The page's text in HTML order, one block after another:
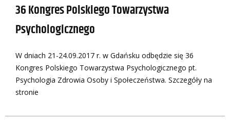
36 Kongres Polskiego Towarzystwa
Psychologicznego
W dniach 21-24.09.2017 r. w Gdańsku odbędzie się 36
Kongres Polskiego Towarzystwa Psychologicznego pt.
Psychologia Zdrowia Osoby i Społeczeństwa. Szczegóły na
stronie